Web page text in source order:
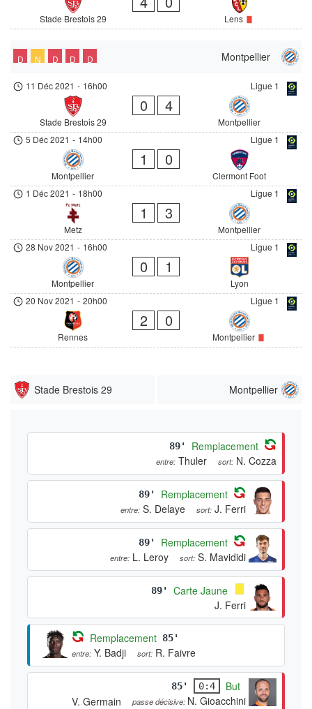
Stade Brestois 29 Lens
Montpellier
D N D D D
Ligue 1
11 Déc 2021 - 16h00
Stade Brestois 29
0 4
Montpellier
Ligue 1
5 Déc 2021 - 14h00
Montpellier
1 0
Clermont Foot
Ligue 1
1 Déc 2021 - 18h00
Metz
1 3
Montpellier
Ligue 1
28 Nov 2021 - 16h00
Montpellier
0 1
Lyon
Ligue 1
20 Nov 2021 - 20h00
Rennes
2 0
Montpellier
Stade Brestois 29 Montpellier
89' Remplacement
entre: Thuler sort: N. Cozza
89' Remplacement
entre: S. Delaye sort: J. Ferri
89' Remplacement
entre: L. Leroy sort: S. Mavididi
89'
Carte Jaune
J. Ferri
Remplacement 85'
entre: Y. Badji sort: R. Faivre
85' 0:4
But
V. Germain
passe décisive: N. Gioacchini